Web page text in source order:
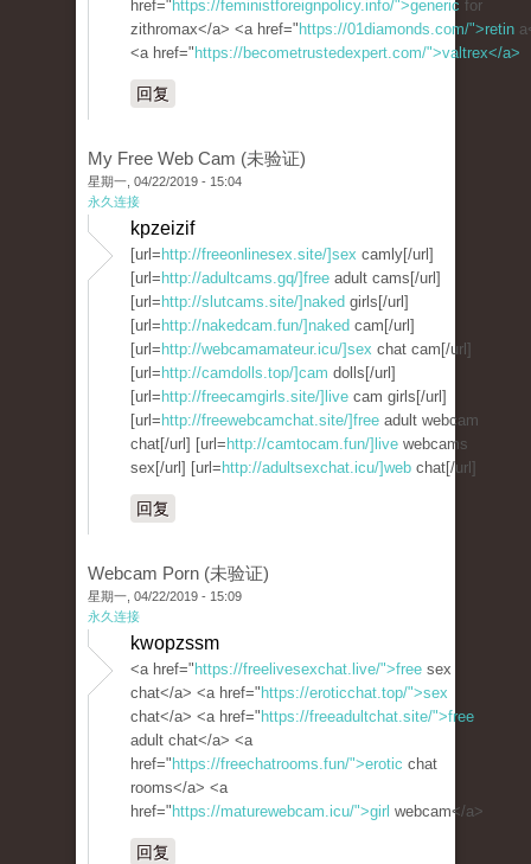
href=" https://feministforeignpolicy.info/">generic for
zithromax</a> <a href=" https://01diamonds.com/">retin
<a href=" https://becometrustedexpert.com/">valtrex</a>
回复
My Free Web Cam (未验证)
星期一, 04/22/2019 - 15:04
永久连接
kpzeizif
[url= http://freeonlinesex.site/]sex camly[/url]
[url= http://adultcams.gq/]free adult cams[/url]
[url= http://slutcams.site/]naked girls[/url]
[url= http://nakedcam.fun/]naked cam[/url]
[url= http://webcamamateur.icu/]sex chat cam[/url]
[url= http://camdolls.top/]cam dolls[/url]
[url= http://freecamgirls.site/]live cam girls[/url]
[url= http://freewebcamchat.site/]free adult webcam
chat[/url] [url= http://camtocam.fun/]live webcams
sex[/url] [url= http://adultsexchat.icu/]web chat[/url]
回复
Webcam Porn (未验证)
星期一, 04/22/2019 - 15:09
永久连接
kwopzssm
<a href=" https://freelivesexchat.live/">free sex
chat</a> <a href=" https://eroticchat.top/">sex
chat</a> <a href=" https://freeadultchat.site/">free
adult chat</a> <a
href=" https://freechatrooms.fun/">erotic chat
rooms</a> <a
href=" https://maturewebcam.icu/">girl webcam</a>
回复